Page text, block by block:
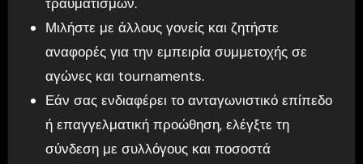
Μιλήστε με άλλους γονείς και ζητήστε
αναφορές για την εμπειρία συμμετοχής σε
αγώνες και tournaments.
Εάν σας ενδιαφέρει το ανταγωνιστικό επίπεδο
ή επαγγελματική προώθηση, ελέγξτε τη
σύνδεση με συλλόγους και ποσοστά